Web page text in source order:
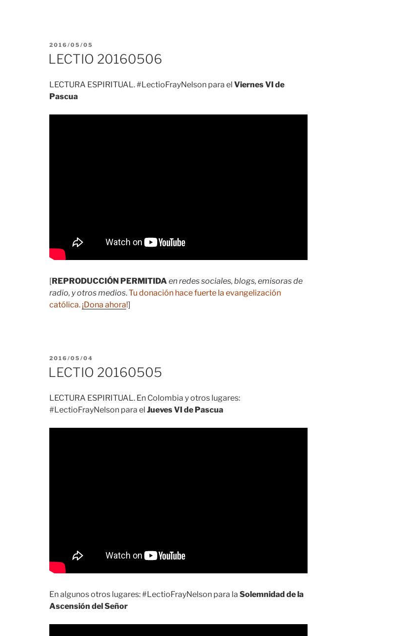
PUBLICADO
2016/05/05
LECTIO 20160506
LECTURA ESPIRITUAL. #LectioFrayNelson para el Viernes VI de
Pascua
[REPRODUCCIÓN PERMITIDA en redes sociales, blogs, emisoras de
radio, y otros medios.Tu donación hace fuerte la evangelización
católica. ¡Dona ahora!]
PUBLICADO
EL
2016/05/04
LECTIO 20160505
LECTURA ESPIRITUAL. En Colombia y otros lugares:
#LectioFrayNelson para el Jueves VI de Pascua
En algunos otros lugares: #LectioFrayNelson para la Solemnidad de la
Ascensión del Señor